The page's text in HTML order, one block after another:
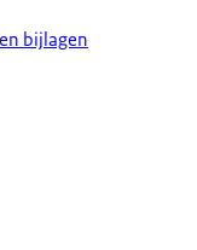
bijlagen